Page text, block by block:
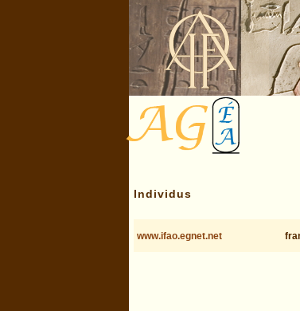
Individus
www.ifao.egnet.net